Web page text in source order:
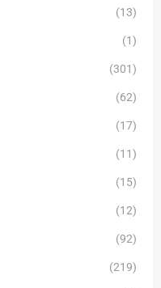
(13)
(1)
(301)
(62)
(17)
(11)
(15)
(12)
(92)
(219)